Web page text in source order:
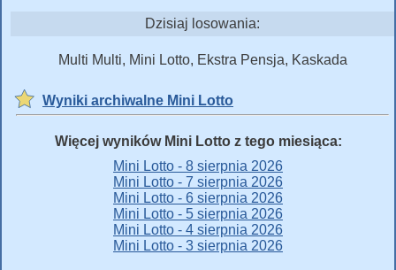
Dzisiaj losowania:
Multi Multi, Mini Lotto, Ekstra Pensja, Kaskada
Wyniki archiwalne Mini Lotto
Więcej wyników Mini Lotto z tego miesiąca:
Mini Lotto - 8 sierpnia 2026
Mini Lotto - 7 sierpnia 2026
Mini Lotto - 6 sierpnia 2026
Mini Lotto - 5 sierpnia 2026
Mini Lotto - 4 sierpnia 2026
Mini Lotto - 3 sierpnia 2026